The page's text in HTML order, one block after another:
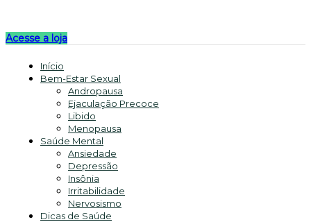
Acesse a loja
Início
Bem-Estar Sexual
Andropausa
Ejaculação Precoce
Libido
Menopausa
Saúde Mental
Ansiedade
Depressão
Insônia
Irritabilidade
Nervosismo
Dicas de Saúde